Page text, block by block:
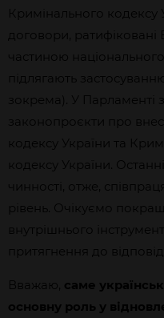
Кримінального кодексу
договори,
частиною
підлягають
зокрема). У Парламенті
законопроєкти про
кодексу України та
кодексу України.
чинності, отже,
рівень. Очікуємо
внутрішнього
притягнення до
Вважаю, саме
основну роль у